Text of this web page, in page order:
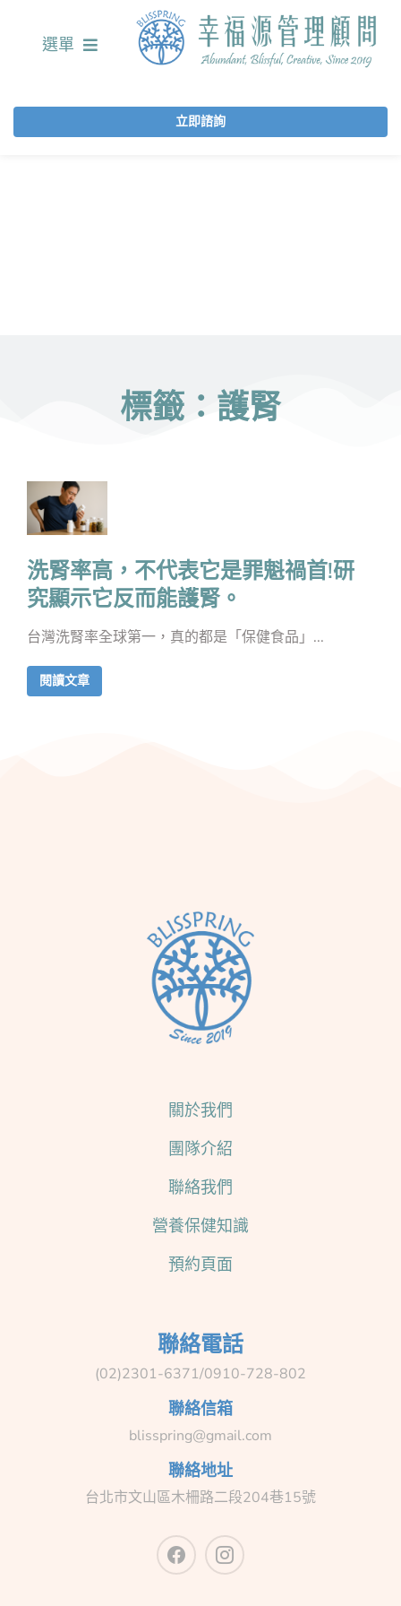
選單
立即諮詢
標籤：護腎
洗腎率高，不代表它是罪魁禍首!研
究顯示它反而能護腎。
台灣洗腎率全球第一，真的都是「保健食品」...
閱讀文章
關於我們
團隊介紹
聯絡我們
營養保健知識
預約頁面
聯絡電話
(02)2301-6371/0910-728-802
聯絡信箱
blisspring@gmail.com
聯絡地址
台北市文山區木柵路二段204巷15號